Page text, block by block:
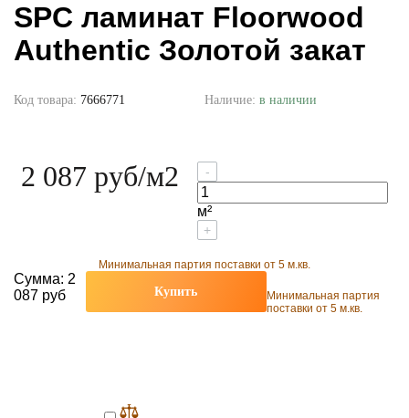
SPC ламинат Floorwood
Authentic Золотой закат
Код товара: 7666771 Наличие: в наличии
2 087 руб/м2 -
м²
+
Минимальная партия поставки от 5 м.кв.
Сумма: 2
087 руб
Купить
Минимальная партия
поставки от 5 м.кв.